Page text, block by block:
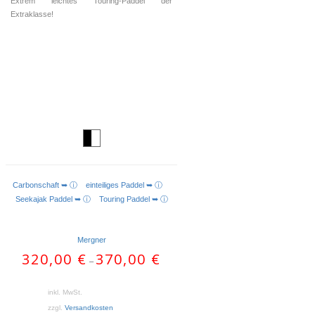
Extraklasse!
AUSFÜHRUNG WÄHLEN
Carbonschaft ➥ ⓘ einteiliges Paddel ➥ ⓘ
Seekajak Paddel ➥ ⓘ Touring Paddel ➥ ⓘ
Mergner
320,00 € – 370,00 €
inkl. MwSt.
zzgl. Versandkosten